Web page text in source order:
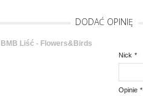
DODAĆ OPINIĘ
Liść - Flowers&Birds
*
Nick
*
Opinie